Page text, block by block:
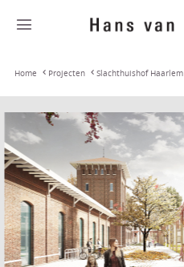
Home Projecten Slachthuishof Haarlem